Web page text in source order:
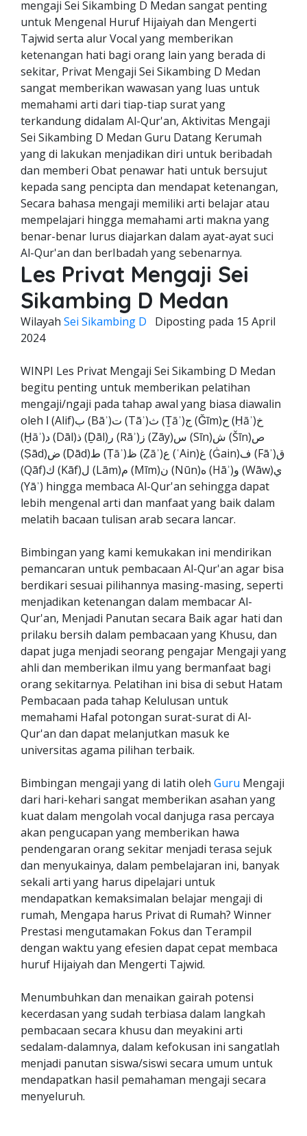
mengaji Sei Sikambing D Medan sangat penting
untuk Mengenal Huruf Hijaiyah dan Mengerti
Tajwid serta alur Vocal yang memberikan
ketenangan hati bagi orang lain yang berada di
sekitar, Privat Mengaji Sei Sikambing D Medan
sangat memberikan wawasan yang luas untuk
memahami arti dari tiap-tiap surat yang
terkandung didalam Al-Qur'an, Aktivitas Mengaji
Sei Sikambing D Medan Guru Datang Kerumah
yang di lakukan menjadikan diri untuk beribadah
dan memberi Obat penawar hati untuk bersujut
kepada sang pencipta dan mendapat ketenangan,
Secara bahasa mengaji memiliki arti belajar atau
mempelajari hingga memahami arti makna yang
benar-benar lurus diajarkan dalam ayat-ayat suci
Al-Qur'an dan berIbadah yang sebenarnya.
Les Privat Mengaji Sei
Sikambing D Medan
Wilayah Sei Sikambing D Diposting pada 15 April
2024
WINPI Les Privat Mengaji Sei Sikambing D Medan
begitu penting untuk memberikan pelatihan
mengaji/ngaji pada tahap awal yang biasa diawalin
oleh ا (Alif)ب (Bāʾ)ت (Tāʾ)ث (Ṯāʾ)ج (Ǧīm)ح (Ḥāʾ)خ
(Ḫāʾ)د (Dāl)ذ (Ḏāl)ر (Rāʾ)ز (Zāy)س (Sīn)ش (Šīn)ص
(Ṣād)ض (Ḍād)ط (Ṭāʾ)ظ (Ẓāʾ)ع (ʿAin)غ (Ġain)ف (Fāʾ)ق
(Qāf)ك (Kāf)ل (Lām)م (Mīm)ن (Nūn)ه (Hāʾ)و (Wāw)ي
(Yāʾ) hingga membaca Al-Qur'an sehingga dapat
lebih mengenal arti dan manfaat yang baik dalam
melatih bacaan tulisan arab secara lancar.
Bimbingan yang kami kemukakan ini mendirikan
pemancaran untuk pembacaan Al-Qur'an agar bisa
berdikari sesuai pilihannya masing-masing, seperti
menjadikan ketenangan dalam membacar Al-
Qur'an, Menjadi Panutan secara Baik agar hati dan
prilaku bersih dalam pembacaan yang Khusu, dan
dapat juga menjadi seorang pengajar Mengaji yang
ahli dan memberikan ilmu yang bermanfaat bagi
orang sekitarnya. Pelatihan ini bisa di sebut Hatam
Pembacaan pada tahap Kelulusan untuk
memahami Hafal potongan surat-surat di Al-
Qur'an dan dapat melanjutkan masuk ke
universitas agama pilihan terbaik.
Bimbingan mengaji yang di latih oleh Guru Mengaji
dari hari-kehari sangat memberikan asahan yang
kuat dalam mengolah vocal danjuga rasa percaya
akan pengucapan yang memberikan hawa
pendengaran orang sekitar menjadi terasa sejuk
dan menyukainya, dalam pembelajaran ini, banyak
sekali arti yang harus dipelajari untuk
mendapatkan kemaksimalan belajar mengaji di
rumah, Mengapa harus Privat di Rumah? Winner
Prestasi mengutamakan Fokus dan Terampil
dengan waktu yang efesien dapat cepat membaca
huruf Hijaiyah dan Mengerti Tajwid.
Menumbuhkan dan menaikan gairah potensi
kecerdasan yang sudah terbiasa dalam langkah
pembacaan secara khusu dan meyakini arti
sedalam-dalamnya, dalam kefokusan ini sangatlah
menjadi panutan siswa/siswi secara umum untuk
mendapatkan hasil pemahaman mengaji secara
menyeluruh.